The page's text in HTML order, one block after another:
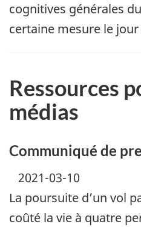
cognitives générales
certaine mesure le jour
Ressources
médias
Communiqué de
2021-03-10
La poursuite d’un vol
coûté la vie à quatre